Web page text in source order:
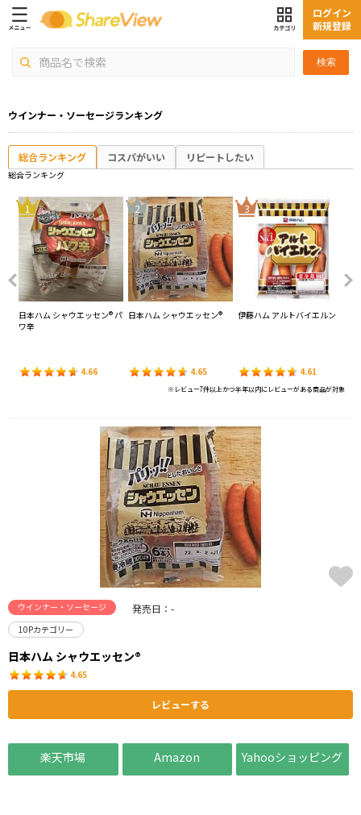
検索
ログイン
新規登録
ウインナー・ソーセージランキング
総合ランキング コスパがいい リピートしたい
総合ランキング
1
日本ハム シャウエッセン® パ
ワ辛
4.66
2
日本ハム シャウエッセン®
4.65
3
伊藤ハム アルトバイエルン
4.61
※レビュー7件以上かつ半年以内にレビューがある商品が対象
ウインナー・ソーセージ 発売日：-
10Pカテゴリー
日本ハム シャウエッセン®
4.65
レビューする
楽天市場 Amazon Yahooショッピング